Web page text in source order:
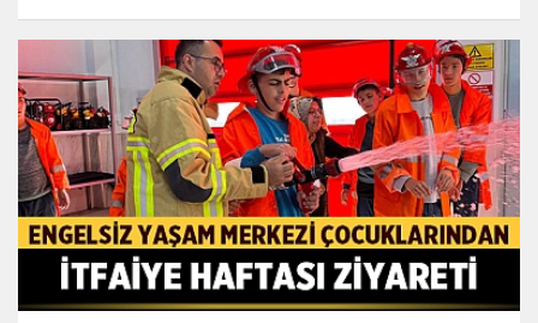
Görevlileri Haftası Kutlandı